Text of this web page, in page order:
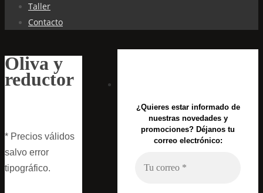
Taller
Contacto
Oliva y
reductor
* Precios válidos
salvo error
tipográfico.
¿Quieres estar informado de
nuestras novedades y
promociones? Déjanos tu
correo electrónico: